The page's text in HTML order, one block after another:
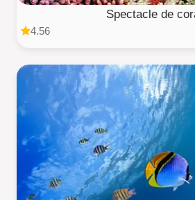
Spectacle de
4.56